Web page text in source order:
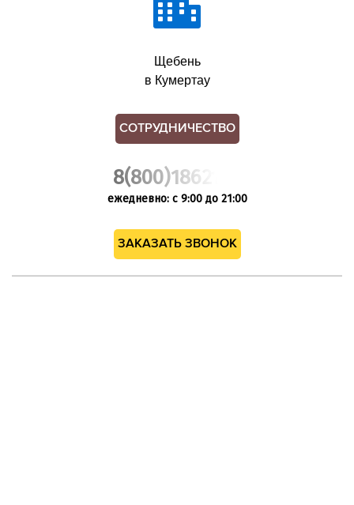
Щебень
в Кумертау
СОТРУДНИЧЕСТВО
8(800)1862102
ежедневно: с 9:00 до 21:00
ЗАКАЗАТЬ ЗВОНОК